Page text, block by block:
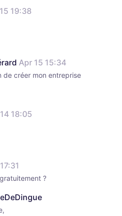
19:38
Apr 15 15:34
de créer mon entreprise
18:05
?